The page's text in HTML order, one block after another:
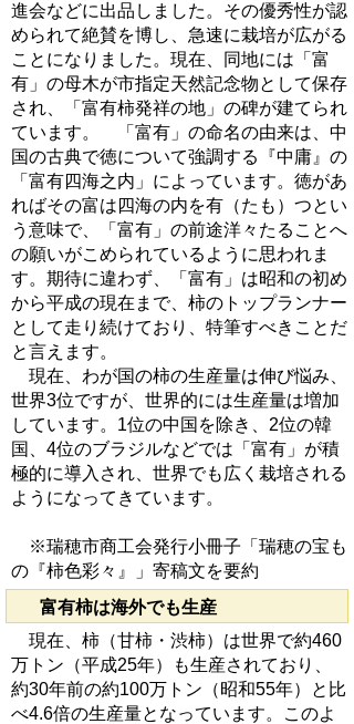
進会などに出品しました。その優秀性が認
められて絶賛を博し、急速に栽培が広がる
ことになりました。現在、同地には「富
有」の母木が市指定天然記念物として保存
され、「富有柿発祥の地」の碑が建てられ
ています。 「富有」の命名の由来は、中
国の古典で徳について強調する『中庸』の
「富有四海之内」によっています。徳があ
ればその富は四海の内を有（たも）つとい
う意味で、「富有」の前途洋々たることへ
の願いがこめられているように思われま
す。期待に違わず、「富有」は昭和の初め
から平成の現在まで、柿のトップランナー
として走り続けており、特筆すべきことだ
と言えます。
現在、わが国の柿の生産量は伸び悩み、
世界3位ですが、世界的には生産量は増加
しています。1位の中国を除き、2位の韓
国、4位のブラジルなどでは「富有」が積
極的に導入され、世界でも広く栽培される
ようになってきています。
※瑞穂市商工会発行小冊子「瑞穂の宝も
の『柿色彩々』」寄稿文を要約
富有柿は海外でも生産
現在、柿（甘柿・渋柿）は世界で約460
万トン（平成25年）も生産されており、
約30年前の約100万トン（昭和55年）と比
べ4.6倍の生産量となっています。このよ